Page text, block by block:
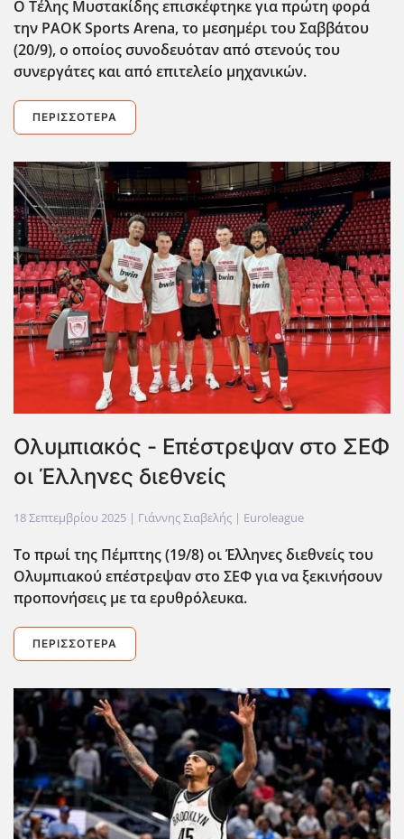
Ο Τέλης Μυστακίδης επισκέφτηκε για πρώτη φορά
την PAOK Sports Arena, το μεσημέρι του Σαββάτου
(20/9), ο οποίος συνοδευόταν από στενούς του
συνεργάτες και από επιτελείο μηχανικών.
ΠΕΡΙΣΣΌΤΕΡΑ
Oλυμπιακός - Επέστρεψαν στο ΣΕΦ
οι Έλληνες διεθνείς
18 Σεπτεμβρίου 2025 | Γιάννης Σιαβελής | Euroleague
Το πρωί της Πέμπτης (19/8) οι Έλληνες διεθνείς του
Ολυμπιακού επέστρεψαν στο ΣΕΦ για να ξεκινήσουν
προπονήσεις με τα ερυθρόλευκα.
ΠΕΡΙΣΣΌΤΕΡΑ